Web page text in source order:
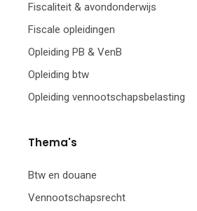
Fiscaliteit & avondonderwijs
Fiscale opleidingen
Opleiding PB & VenB
Opleiding btw
Opleiding vennootschapsbelasting
Thema's
Btw en douane
Vennootschapsrecht